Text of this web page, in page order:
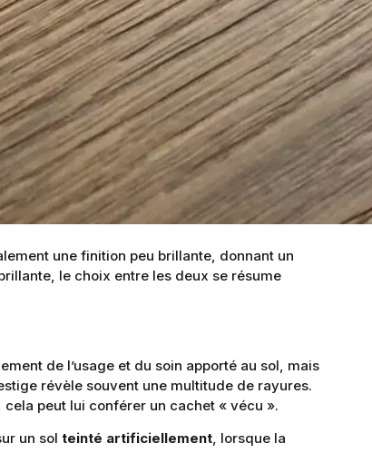
une finition peu brillante, donnant un
le choix entre les deux se résume
de l’usage et du soin apporté au sol, mais
révèle souvent une multitude de rayures.
peut lui conférer un cachet « vécu ».
un sol teinté artificiellement, lorsque la